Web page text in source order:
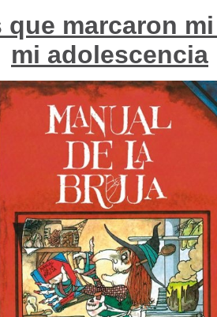
marcaron
mi adolescencia